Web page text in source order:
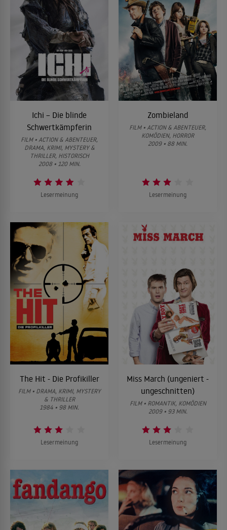
Ichi – Die blinde
Schwertkämpferin
FILM • ACTION & ABENTEUER,
DRAMA, KRIMI, MYSTERY &
THRILLER, HISTORISCH
2008 • 120 MIN.
Lesermeinung
Zombieland
FILM • ACTION & ABENTEUER,
KOMÖDIEN, HORROR
2009 • 88 MIN.
Lesermeinung
The Hit - Die Profikiller
FILM • DRAMA, KRIMI, MYSTERY
& THRILLER
1984 • 98 MIN.
Lesermeinung
Miss March (ungeniert -
ungeschnitten)
FILM • ROMANTIK, KOMÖDIEN
2009 • 93 MIN.
Lesermeinung